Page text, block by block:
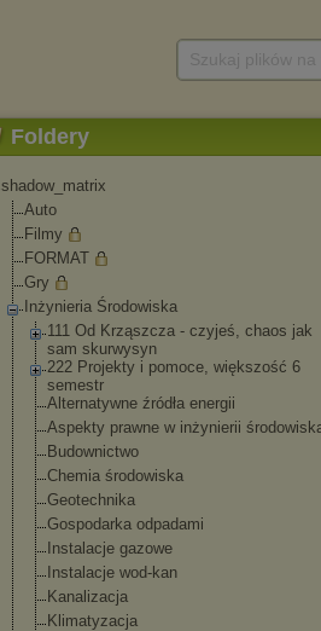
Foldery
shadow_matrix
Auto
Filmy
FORMAT
Gry
Inżynieria Środowiska
111 Od Krząszcza - czyjeś, chaos jak
sam skurwysyn
222 Projekty i pomoce, większość 6
semestr
Alternatywne źródła energii
Aspekty prawne w inżynierii
Budownictwo
Chemia środowiska
Geotechnika
Gospodarka odpadami
Instalacje gazowe
Instalacje wod-kan
Kanalizacja
Klimatyzacja